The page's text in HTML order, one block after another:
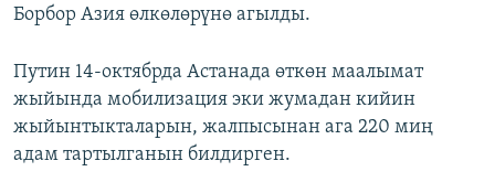
Борбор Азия өлкөлөрүнө агылды.
Путин 14-октябрда Астанада өткөн маалымат
жыйында мобилизация эки жумадан кийин
жыйынтыкталарын, жалпысынан ага 220 миң
адам тартылганын билдирген.